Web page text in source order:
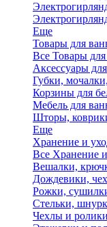
Еще
Товары для
Все Товары
Аксессуары
Губки,
Корзины для
Мебель для
Шторы,
Еще
Хранение и
Все Хранение
Вешалки,
Дождевики,
Рожки,
Стельки,
Чехлы и